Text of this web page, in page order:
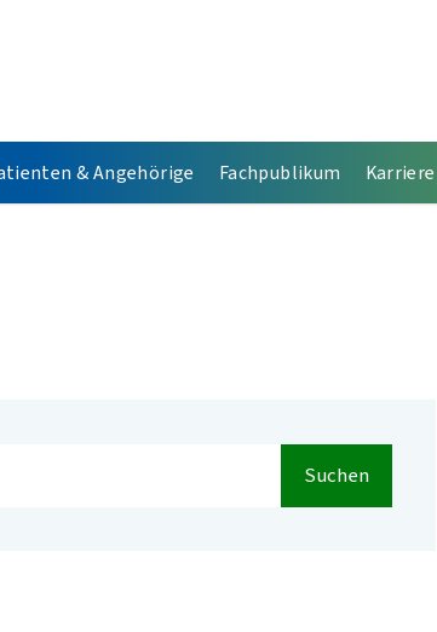
& Angehörige Fachpublikum Karriere
Suchen